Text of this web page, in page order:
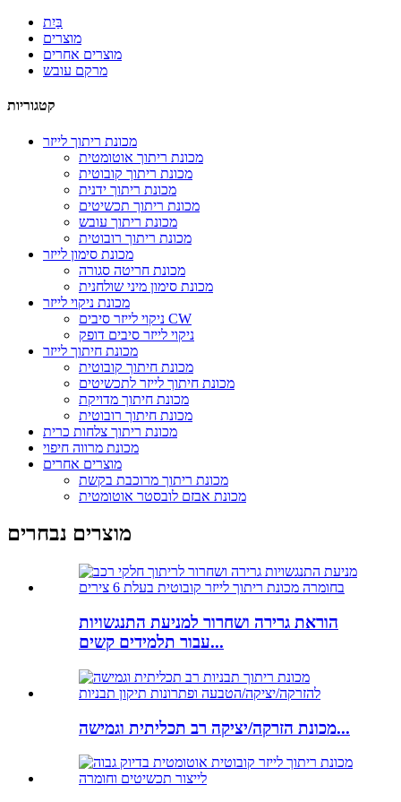
בַּיִת
מוצרים
מוצרים אחרים
מרקם עובש
קטגוריות
מכונת ריתוך לייזר
מכונת ריתוך אוטומטית
מכונת ריתוך קובוטית
מכונת ריתוך ידנית
מכונת ריתוך תכשיטים
מכונת ריתוך עובש
מכונת ריתוך רובוטית
מכונת סימון לייזר
מכונת חריטה סגורה
מכונת סימון מיני שולחנית
מכונת ניקוי לייזר
ניקוי לייזר סיבים CW
ניקוי לייזר סיבים דופק
מכונת חיתוך לייזר
מכונת חיתוך קובוטית
מכונת חיתוך לייזר לתכשיטים
מכונת חיתוך מדויקת
מכונת חיתוך רובוטית
מכונת ריתוך צלחות כרית
מכונת מרווה חיפוי
מוצרים אחרים
מכונת ריתוך מרוכבת בקשת
מכונת אבזם לובסטר אוטומטית
מוצרים נבחרים
הוראת גרירה ושחרור למניעת התנגשויות
עבור תלמידים קשים...
מכונת הזרקה/יציקה רב תכליתית וגמישה...